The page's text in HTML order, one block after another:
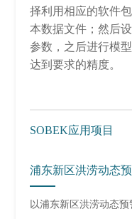
择利用相应的软件
本数据文件；然后
参数，之后进行模
达到要求的精度。
SOBEK应用项目
浦东新区洪涝动态
以浦东新区洪涝动态